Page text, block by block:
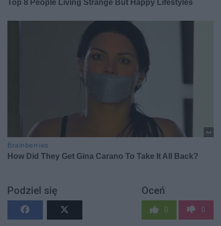
Podziel się Oceń
0 0